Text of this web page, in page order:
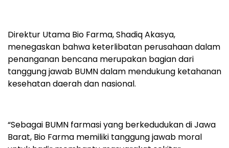
Direktur Utama Bio Farma, Shadiq Akasya,
menegaskan bahwa keterlibatan perusahaan dalam
penanganan bencana merupakan bagian dari
tanggung jawab BUMN dalam mendukung ketahanan
kesehatan daerah dan nasional.
“Sebagai BUMN farmasi yang berkedudukan di Jawa
Barat, Bio Farma memiliki tanggung jawab moral